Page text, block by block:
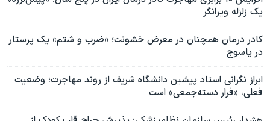
یک زلزله ویرانگر
کادر درمان همچنان در معرض خشونت؛ «ضرب و شتم» یک پرستار
در یاسوج
ابراز نگرانی استاد پیشین دانشگاه شریف از روند مهاجرت؛ وضعیت
فعلی، «فرار دسته‌جمعی» است